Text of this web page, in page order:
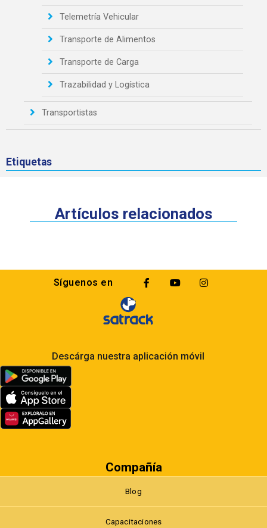
Telemetría Vehicular
Transporte de Alimentos
Transporte de Carga
Trazabilidad y Logística
Transportistas
Etiquetas
Artículos relacionados
Síguenos en
Descárga nuestra aplicación móvil
Compañía
Blog
Capacitaciones